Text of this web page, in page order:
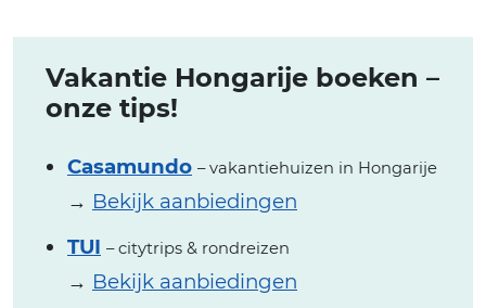
Vakantie Hongarije boeken –
onze tips!
Casamundo – vakantiehuizen in Hongarije
→ Bekijk aanbiedingen
TUI – citytrips & rondreizen
→ Bekijk aanbiedingen